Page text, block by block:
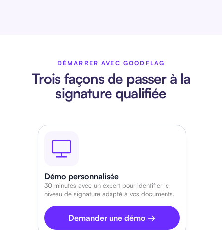
DÉMARRER AVEC GOODFLAG
Trois façons de passer à la
signature qualifiée
Démo personnalisée
30 minutes avec un expert pour identifier le
niveau de signature adapté à vos documents.
Demander une démo →